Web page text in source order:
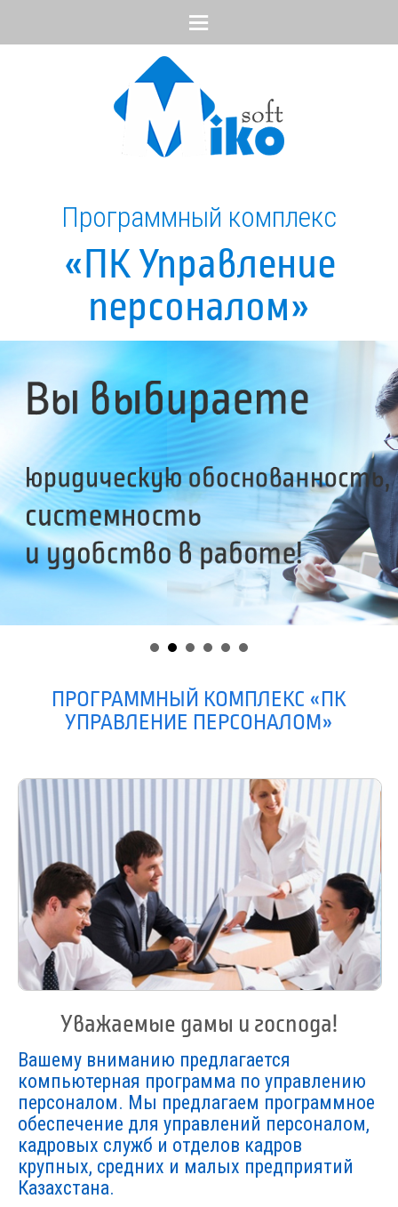
Программный комплекс
«ПК Управление
персоналом»
ПРОГРАММНЫЙ КОМПЛЕКС «ПК
УПРАВЛЕНИЕ ПЕРСОНАЛОМ»
Уважаемые дамы и господа!
Вашему вниманию предлагается
компьютерная программа по управлению
персоналом. Мы предлагаем программное
обеспечение для управлений персоналом,
кадровых служб и отделов кадров
крупных, средних и малых предприятий
Казахстана.